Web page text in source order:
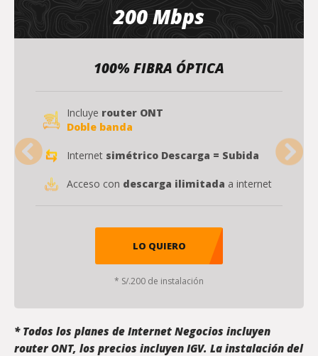
200 Mbps
100% FIBRA ÓPTICA
Incluye router ONT
Doble banda
Internet simétrico Descarga = Subida
Acceso con descarga ilimitada a internet
LO QUIERO
* S/.200 de instalación
* Todos los planes de Internet Negocios incluyen
router ONT, los precios incluyen IGV. La instalación del